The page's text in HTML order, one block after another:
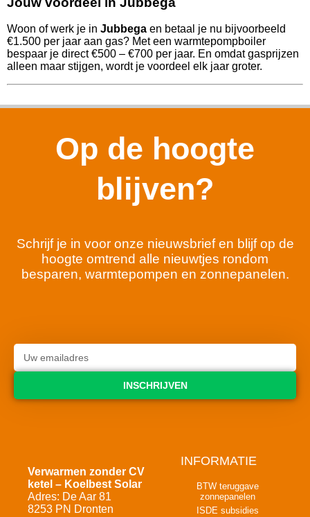
Woon of werk je in Jubbega en betaal je nu bijvoorbeeld
€1.500 per jaar aan gas? Met een warmtepompboiler
bespaar je direct €500 – €700 per jaar. En omdat gasprijzen
alleen maar stijgen, wordt je voordeel elk jaar groter.
Op de hoogte
blijven?
Schrijf je in voor onze nieuwsbrief en blijf op de
hoogte omtrend alle nieuwtjes rondom
besparen, warmtepompen en zonnepanelen.
INSCHRIJVEN
Verwarmen zonder CV
ketel – Koelbest Solar
Adres: De Aar 81
8253 PN Dronten
INFORMATIE
BTW teruggave
zonnepanelen
ISDE subsidies